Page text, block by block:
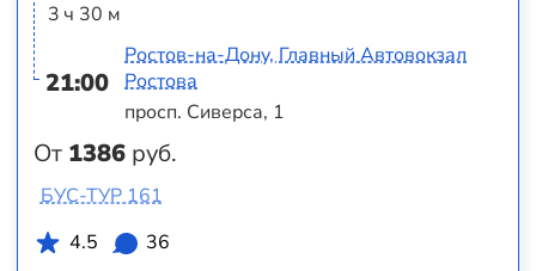
3 ч 30 м
21:00
От 1386 руб.
Ростов-на-Дону, Главный Автовокзал
Ростова
просп. Сиверса, 1
БУС-ТУР 161
4.5
36